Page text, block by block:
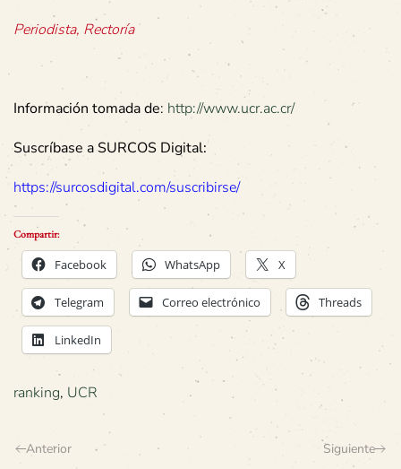
Periodista, Rectoría
Información tomada de: http://www.ucr.ac.cr/
Suscríbase a SURCOS Digital:
https://surcosdigital.com/suscribirse/
Compartir:
Facebook WhatsApp X
Telegram Correo electrónico Threads
LinkedIn
ranking, UCR
Anterior Siguiente